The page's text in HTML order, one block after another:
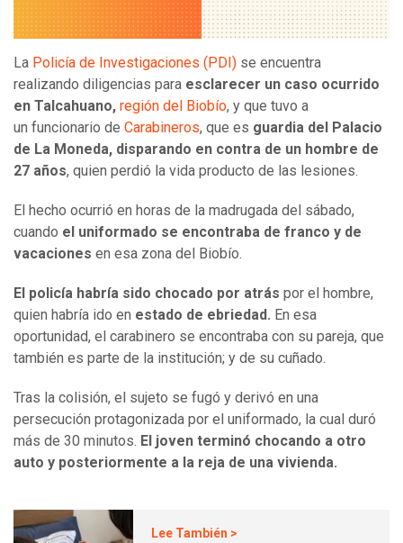
La Policía de Investigaciones (PDI) se encuentra
realizando diligencias para esclarecer un caso ocurrido
en Talcahuano, región del Biobío, y que tuvo a
un funcionario de Carabineros, que es guardia del Palacio
de La Moneda, disparando en contra de un hombre de
27 años, quien perdió la vida producto de las lesiones.
El hecho ocurrió en horas de la madrugada del sábado,
cuando el uniformado se encontraba de franco y de
vacaciones en esa zona del Biobío.
El policía habría sido chocado por atrás por el hombre,
quien habría ido en estado de ebriedad. En esa
oportunidad, el carabinero se encontraba con su pareja, que
también es parte de la institución; y de su cuñado.
Tras la colisión, el sujeto se fugó y derivó en una
persecución protagonizada por el uniformado, la cual duró
más de 30 minutos. El joven terminó chocando a otro
auto y posteriormente a la reja de una vivienda.
Lee También >